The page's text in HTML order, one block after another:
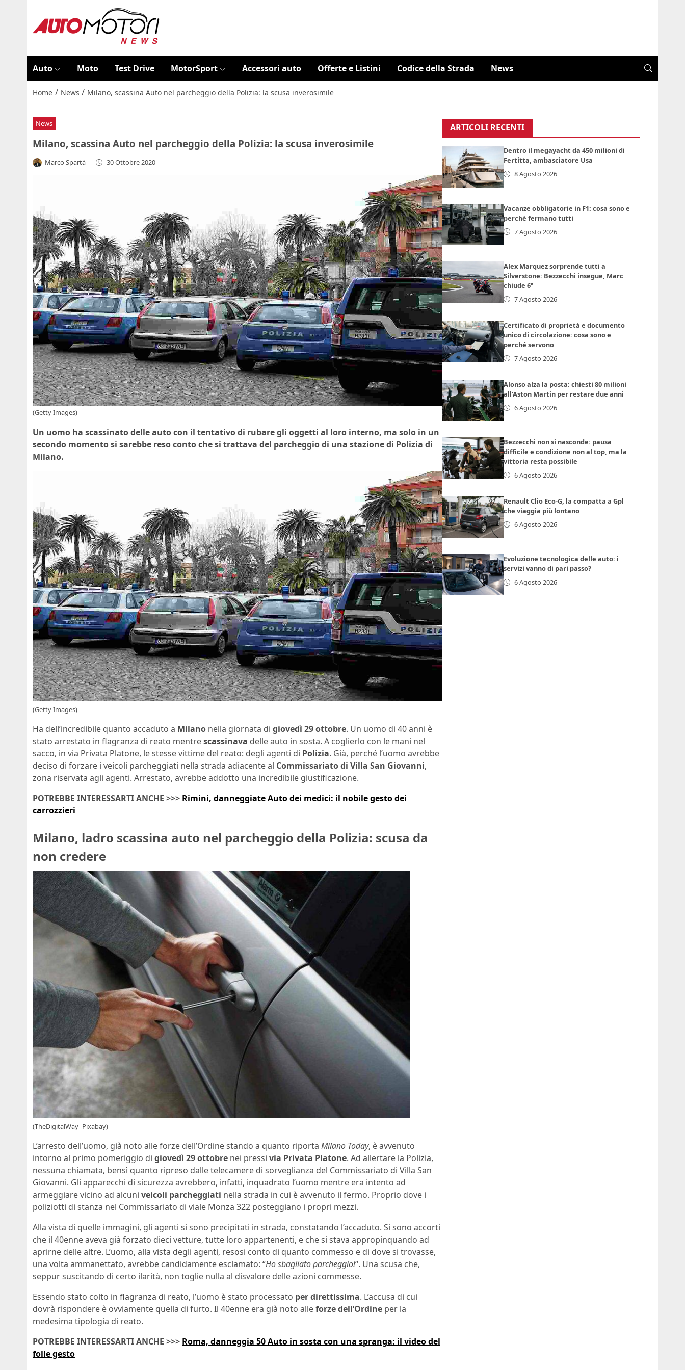
Auto Moto Test Drive MotorSport Accessori auto Offerte e Listini Codice della Strada News
Home / News / Milano, scassina Auto nel parcheggio della Polizia: la scusa inverosimile
News
Milano, scassina Auto nel parcheggio della Polizia: la scusa inverosimile
Marco Spartà - 30 Ottobre 2020
(Getty Images)
Un uomo ha scassinato delle auto con il tentativo di rubare gli oggetti al loro interno, ma solo in un
secondo momento si sarebbe reso conto che si trattava del parcheggio di una stazione di Polizia di
Milano.
(Getty Images)
Ha dell’incredibile quanto accaduto a Milano nella giornata di giovedì 29 ottobre. Un uomo di 40 anni è
stato arrestato in flagranza di reato mentrescassinava delle auto in sosta. A coglierlo con le mani nel
sacco, in via Privata Platone, le stesse vittime del reato: degli agenti di Polizia. Già, perché l’uomo avrebbe
deciso di forzare i veicoli parcheggiati nella strada adiacente al Commissariato di Villa San Giovanni,
zona riservata agli agenti. Arrestato, avrebbe addotto una incredibile giustificazione.
POTREBBE INTERESSARTI ANCHE >>> Rimini, danneggiate Auto dei medici: il nobile gesto dei
carrozzieri
Milano, ladro scassina auto nel parcheggio della Polizia: scusa da
non credere
(TheDigitalWay -Pixabay)
L’arresto dell’uomo, già noto alle forze dell’Ordine stando a quanto riporta Milano Today, è avvenuto
intorno al primo pomeriggio di giovedì 29 ottobre nei pressi via Privata Platone. Ad allertare la Polizia,
nessuna chiamata, bensì quanto ripreso dalle telecamere di sorveglianza del Commissariato di Villa San
Giovanni. Gli apparecchi di sicurezza avrebbero, infatti, inquadrato l’uomo mentre era intento ad
armeggiare vicino ad alcuni veicoli parcheggiati nella strada in cui è avvenuto il fermo. Proprio dove i
poliziotti di stanza nel Commissariato di viale Monza 322 posteggiano i propri mezzi.
Alla vista di quelle immagini, gli agenti si sono precipitati in strada, constatando l’accaduto. Si sono accorti
che il 40enne aveva già forzato dieci vetture, tutte loro appartenenti, e che si stava appropinquando ad
aprirne delle altre. L’uomo, alla vista degli agenti, resosi conto di quanto commesso e di dove si trovasse,
una volta ammanettato, avrebbe candidamente esclamato: “Ho sbagliato parcheggio!“. Una scusa che,
seppur suscitando di certo ilarità, non toglie nulla al disvalore delle azioni commesse.
Essendo stato colto in flagranza di reato, l’uomo è stato processato per direttissima. L’accusa di cui
dovrà rispondere è ovviamente quella di furto. Il 40enne era già noto alleforze dell’Ordine per la
medesima tipologia di reato.
POTREBBE INTERESSARTI ANCHE >>> Roma, danneggia 50 Auto in sosta con una spranga: il video del
folle gesto
ARTICOLI RECENTI
Dentro il megayacht da 450 milioni di
Fertitta, ambasciatore Usa
8 Agosto 2026
Vacanze obbligatorie in F1: cosa sono e
perché fermano tutti
7 Agosto 2026
Alex Marquez sorprende tutti a
Silverstone: Bezzecchi insegue, Marc
chiude 6°
7 Agosto 2026
Certificato di proprietà e documento
unico di circolazione: cosa sono e
perché servono
7 Agosto 2026
Alonso alza la posta: chiesti 80 milioni
all’Aston Martin per restare due anni
6 Agosto 2026
Bezzecchi non si nasconde: pausa
difficile e condizione non al top, ma la
vittoria resta possibile
6 Agosto 2026
Renault Clio Eco-G, la compatta a Gpl
che viaggia più lontano
6 Agosto 2026
Evoluzione tecnologica delle auto: i
servizi vanno di pari passo?
6 Agosto 2026